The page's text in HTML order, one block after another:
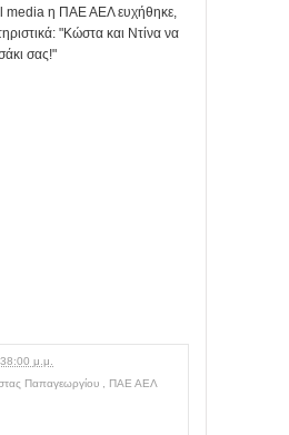
media η ΠΑΕ ΑΕΛ ευχήθηκε,
"Κώστα και Ντίνα να
σας!"
μ.μ.
Παπαγεωργίου ΠΑΕ ΑΕΛ